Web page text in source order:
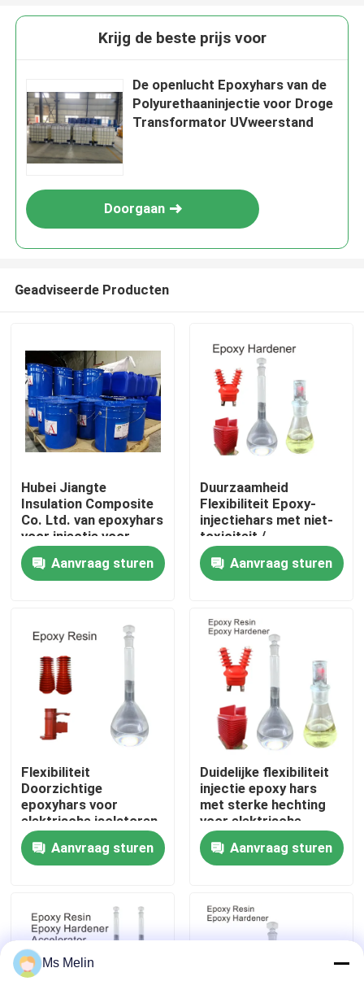
Thuis
Producten
Fabrieksreis
Kwaliteitscontrole
Contacteer ons
nieuws
Alle Gevallen
Vraag een offerte aan
Kamertemperatuur die Epoxyhars geneest
Krijg de beste prijs voor
De openlucht Epoxyhars van de
Polyurethaaninjectie voor Droge
Transformator UVweerstand
Doorgaan
Geadviseerde Producten
Hubei Jiangte
Insulation Composite
Co. Ltd. van epoxyhars
voor injectie voor
droge
transformatoren
Aanvraag sturen
Duurzaamheid
Flexibiliteit Epoxy-
injectiehars met niet-
toxiciteit /
slagvastheid
Aanvraag sturen
Flexibiliteit
Doorzichtige
epoxyhars voor
elektrische isolatoren
Aanvraag sturen
Duidelijke flexibiliteit
injectie epoxy hars
met sterke hechting
voor elektrische
isolatie
Aanvraag sturen
Ms Melin